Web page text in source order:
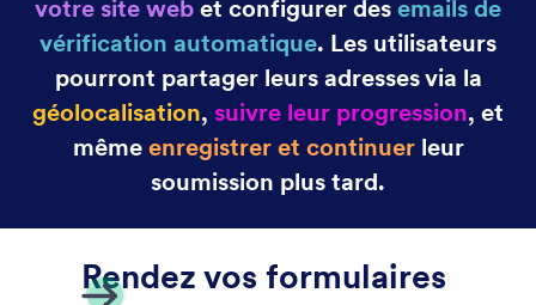
Enregistrer et continuer plus tard